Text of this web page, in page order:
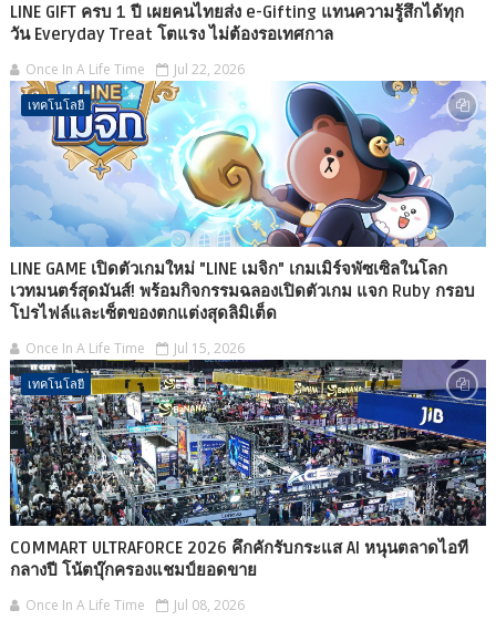
LINE GIFT ครบ 1 ปี เผยคนไทยส่ง e-Gifting แทนความรู้สึกได้ทุก
วัน Everyday Treat โตแรง ไม่ต้องรอเทศกาล
Once In A Life Time Jul 22, 2026
เทคโนโลยี
LINE GAME เปิดตัวเกมใหม่ "LINE เมจิก" เกมเมิร์จพัซเซิลในโลก
เวทมนตร์สุดมันส์! พร้อมกิจกรรมฉลองเปิดตัวเกม แจก Ruby กรอบ
โปรไฟล์และเซ็ตของตกแต่งสุดลิมิเต็ด
Once In A Life Time Jul 15, 2026
เทคโนโลยี
COMMART ULTRAFORCE 2026 คึกคักรับกระแส AI หนุนตลาดไอที
กลางปี โน้ตบุ๊กครองแชมป์ยอดขาย
Once In A Life Time Jul 08, 2026